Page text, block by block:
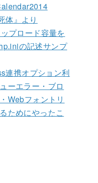
体』より
プロード容量を
の記述サンプ
連携オプション利
ーエラー・ブロ
Webフォントリ
ためにやったこ